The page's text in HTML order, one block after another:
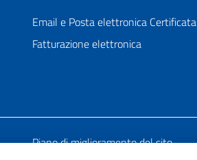
Email e Posta elettronica Certificata
Fatturazione elettronica
Piano di miglioramento del sito